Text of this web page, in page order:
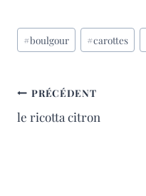
c
b
o
n
e
r
a
Étiquettes
de
publication :
#boulgour #carottes
NAVIGATION
DE
PRÉCÉDENT
le ricotta citron